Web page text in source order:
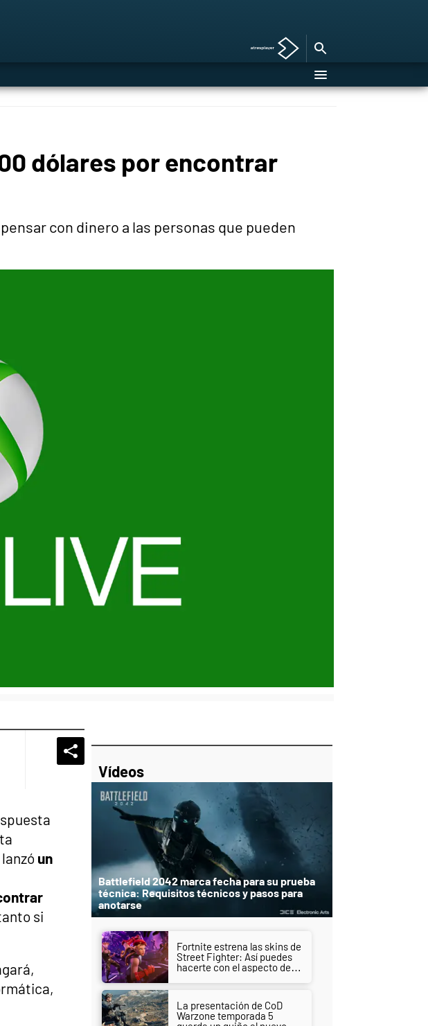
dólares por encontrar
con dinero a las personas que pueden
Whatsapp
Compartir
un
si
Vídeos
Battlefield 2042 marca fecha para su prueba
técnica: Requisitos técnicos y pasos para
anotarse
Fortnite estrena las skins de
Street Fighter: Así puedes
hacerte con el aspecto de
La presentación de CoD
Warzone temporada 5